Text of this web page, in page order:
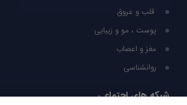
قلب و عروق
پوست ، مو و زیبایی
مغز و اعصاب
روانشناسی
شبکه های اجتماعی